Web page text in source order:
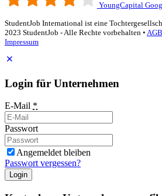
YoungCapital
StudentJob International ist eine
2023 StudentJob - Alle Rechte vorbehalten • AGB
Impressum
Login für Unternehmen
E-Mail *
Passwort
Angemeldet bleiben
Passwort vergessen?
Login